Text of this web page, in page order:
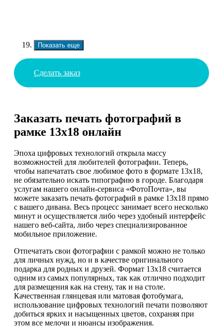
Показать еще
Сделать заказ
Заказать печать фотографий в
рамке 13х18 онлайн
Эпоха цифровых технологий открыла массу
возможностей для любителей фотографии. Теперь,
чтобы напечатать свое любимое фото в формате 13x18,
не обязательно искать типографию в городе. Благодаря
услугам нашего онлайн-сервиса «ФотоПочта», вы
можете заказать печать фотографий в рамке 13х18 прямо
с вашего дивана. Весь процесс занимает всего несколько
минут и осуществляется либо через удобный интерфейс
нашего веб-сайта, либо через специализированное
мобильное приложение.
Отпечатать свои фотографии с рамкой можно не только
для личных нужд, но и в качестве оригинального
подарка для родных и друзей. Формат 13х18 считается
одним из самых популярных, так как отлично подходит
для размещения как на стену, так и на столе.
Качественная глянцевая или матовая фотобумага,
использование цифровых технологий печати позволяют
добиться ярких и насыщенных цветов, сохраняя при
этом все мелочи и нюансы изображения.